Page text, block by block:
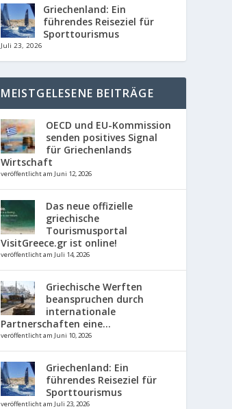
Griechenland: Ein
führendes Reiseziel für
Sporttourismus
Juli 23, 2026
MEISTGELESENE BEITRÄGE
OECD und EU-Kommission
senden positives Signal
für Griechenlands
Wirtschaft
veröffentlicht am Juni 12, 2026
Das neue offizielle
griechische
Tourismusportal
VisitGreece.gr ist online!
veröffentlicht am Juli 14, 2026
Griechische Werften
beanspruchen durch
internationale
Partnerschaften eine...
veröffentlicht am Juni 10, 2026
Griechenland: Ein
führendes Reiseziel für
Sporttourismus
veröffentlicht am Juli 23, 2026